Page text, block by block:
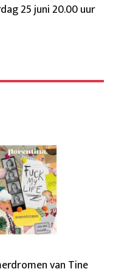
25 juni 20.00 uur
van Tine